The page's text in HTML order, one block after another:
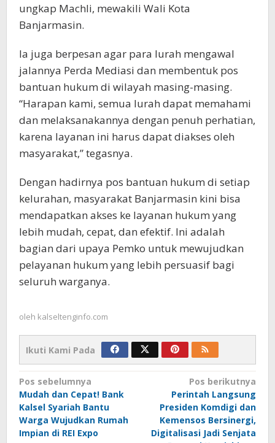
ungkap Machli, mewakili Wali Kota
Banjarmasin.
Ia juga berpesan agar para lurah mengawal
jalannya Perda Mediasi dan membentuk pos
bantuan hukum di wilayah masing-masing.
“Harapan kami, semua lurah dapat memahami
dan melaksanakannya dengan penuh perhatian,
karena layanan ini harus dapat diakses oleh
masyarakat,” tegasnya.
Dengan hadirnya pos bantuan hukum di setiap
kelurahan, masyarakat Banjarmasin kini bisa
mendapatkan akses ke layanan hukum yang
lebih mudah, cepat, dan efektif. Ini adalah
bagian dari upaya Pemko untuk mewujudkan
pelayanan hukum yang lebih persuasif bagi
seluruh warganya.
oleh kalseltenginfo.com
Ikuti Kami Pada
Navigasi
pos
Pos sebelumnya
Mudah dan Cepat! Bank
Kalsel Syariah Bantu
Warga Wujudkan Rumah
Impian di REI Expo
Pos berikutnya
Perintah Langsung
Presiden Komdigi dan
Kemensos Bersinergi,
Digitalisasi Jadi Senjata